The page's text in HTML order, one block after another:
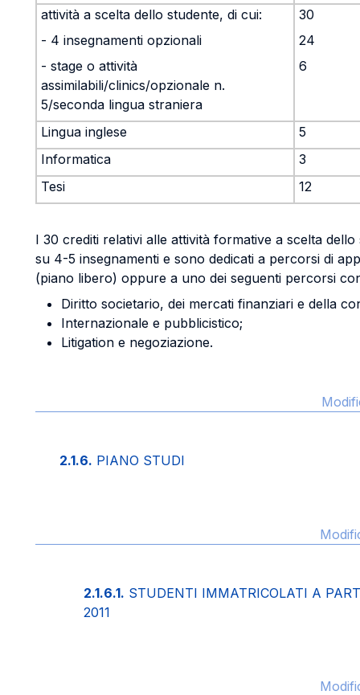
attività a scelta dello studente, di cui:
- 4 insegnamenti opzionali
- stage o attività
assimilabili/clinics/opzionale n.
5/seconda lingua straniera
30
24
6
Lingua inglese
5
Informatica
3
Tesi
12
I 30 crediti relativi alle attività formative a scelta
su 4-5 insegnamenti e sono dedicati a percorsi di
(piano libero) oppure a uno dei seguenti percorsi
Diritto societario, dei mercati finanziari e della
Internazionale e pubblicistico;
Litigation e negoziazione.
2.1.6. PIANO STUDI
2.1.6.1. STUDENTI IMMATRICOLATI A
2011